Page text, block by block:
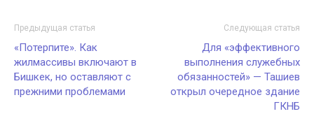
Предыдущая статья
«‎Потерпите». Как
жилмассивы включают в
Бишкек, но оставляют с
прежними проблемами
Следующая статья
Для «эффективного
выполнения служебных
обязанностей» — Ташиев
открыл очередное здание
ГКНБ